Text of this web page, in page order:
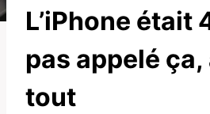
L’iPhone était
pas appelé ça,
tout